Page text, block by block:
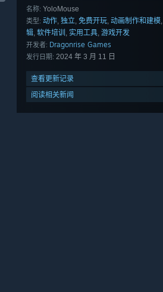
名称: YoloMouse
类型: 动作, 独立, 免费开玩, 动画制作和建模,
辑, 软件培训 , 实用工具, 游戏开发
开发者: Dragonrise Games
发行日期: 2024 年 3 月 11 日
查看更新记录
阅读相关新闻